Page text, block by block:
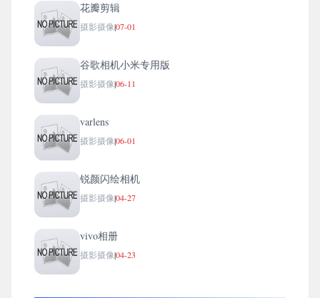
花瓣剪辑
摄影摄像|07-01
谷歌相机小米专用版
摄影摄像|06-11
varlens
摄影摄像|06-01
锐颜闪绘相机
摄影摄像|04-27
vivo相册
摄影摄像|04-23